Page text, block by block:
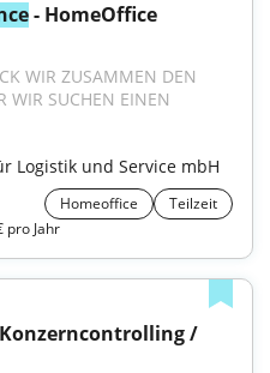
- HomeOffice
WIR ZUSAMMEN DEN
WIR SUCHEN EINEN
Logistik und Service mbH
Homeoffice
Teilzeit
pro Jahr
/